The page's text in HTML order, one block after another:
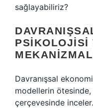
sağlayabiliriz?
PSIKOLOJISI
Davranışsal
modellerin
çerçevesinde